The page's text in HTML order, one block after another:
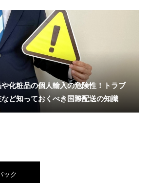
化粧品の個人輸入の危険性！トラブ
ど知っておくべき国際配送の知識
ック